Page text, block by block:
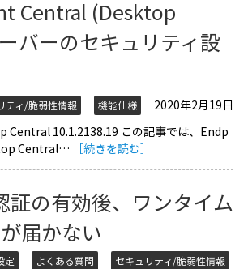
Central (Desktop
バーのセキュリティ設
ティ/脆弱性情報 機能仕様
2020年2月19日
Central 10.1.2138.19 この記事では、Endp
Central…
［続きを読む］
証の有効後、ワンタイム
届かない
定 よくある質問 セキュリティ/脆弱性情報